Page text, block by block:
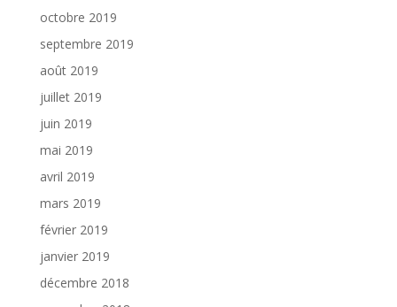
octobre 2019
septembre 2019
août 2019
juillet 2019
juin 2019
mai 2019
avril 2019
mars 2019
février 2019
janvier 2019
décembre 2018